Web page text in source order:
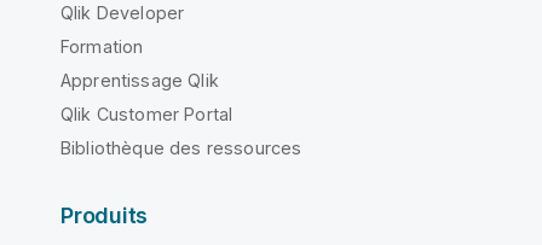
Qlik Developer
Formation
Apprentissage Qlik
Qlik Customer Portal
Bibliothèque des ressources
Produits